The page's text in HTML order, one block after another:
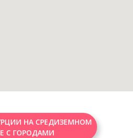
НА СРЕДИЗЕМНОМ
С ГОРОДАМИ